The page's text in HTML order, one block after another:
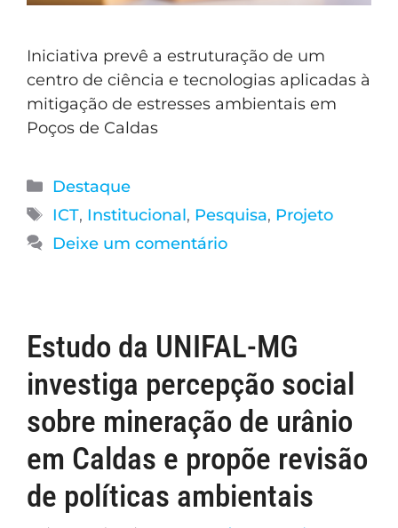
Iniciativa prevê a estruturação de um
centro de ciência e tecnologias aplicadas à
mitigação de estresses ambientais em
Poços de Caldas
Destaque
ICT, Institucional, Pesquisa, Projeto
Deixe um comentário
Estudo da UNIFAL-MG
investiga percepção social
sobre mineração de urânio
em Caldas e propõe revisão
de políticas ambientais